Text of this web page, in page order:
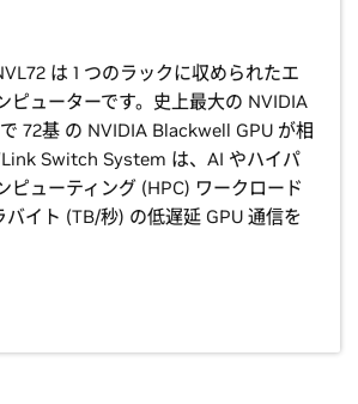
は 1 つのラックに収められたエ
ピューターです。史上最大の NVIDIA
72基 の NVIDIA Blackwell GPU が相
Switch System は、AI やハイパ
ピューティング (HPC) ワークロード
バイト (TB/秒) の低遅延 GPU 通信を